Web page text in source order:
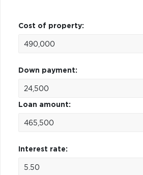
Cost of property:
Down payment:
Loan amount:
Interest rate: